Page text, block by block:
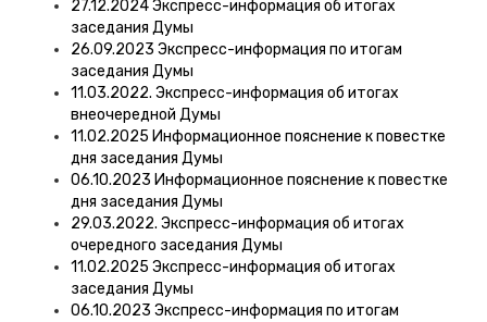
27.12.2024 Экспресс-информация об итогах
заседания Думы
26.09.2023 Экспресс-информация по итогам
заседания Думы
11.03.2022. Экспресс-информация об итогах
внеочередной Думы
11.02.2025 Информационное пояснение к повестке
дня заседания Думы
06.10.2023 Информационное пояснение к повестке
дня заседания Думы
29.03.2022. Экспресс-информация об итогах
очередного заседания Думы
11.02.2025 Экспресс-информация об итогах
заседания Думы
06.10.2023 Экспресс-информация по итогам